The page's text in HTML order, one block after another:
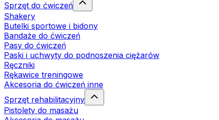
Sprzęt do ćwiczeń
Shakery
Butelki sportowe i bidony
Bandaże do ćwiczeń
Pasy do ćwiczeń
Paski i uchwyty do podnoszenia ciężarów
Ręczniki
Rękawice treningowe
Akcesoria do ćwiczeń inne
Sprzęt rehabilitacyjny
Pistolety do masażu